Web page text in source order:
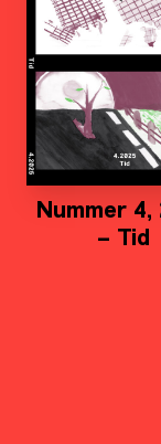
Nummer 4,
– Tid